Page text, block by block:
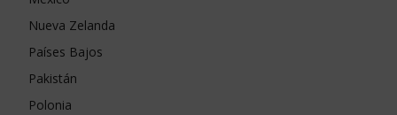
Nueva Zelanda
Países Bajos
Pakistán
Polonia